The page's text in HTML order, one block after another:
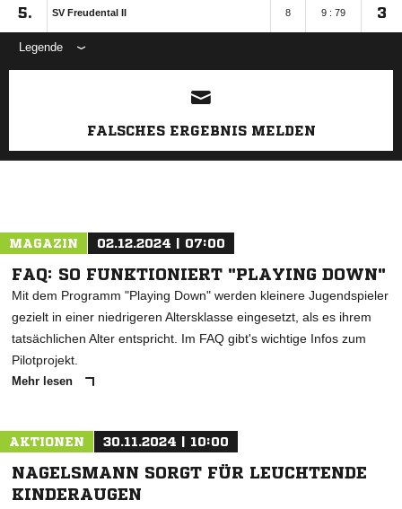
5. SV Freudental II 8 9 : 79 3
Legende
ANZEIGE
FALSCHES ERGEBNIS MELDEN
MAGAZIN 02.12.2024 | 07:00
FAQ: SO FUNKTIONIERT "PLAYING DOWN"
Mit dem Programm "Playing Down" werden kleinere Jugendspieler
gezielt in einer niedrigeren Altersklasse eingesetzt, als es ihrem
tatsächlichen Alter entspricht. Im FAQ gibt's wichtige Infos zum
Pilotprojekt.
Mehr lesen
AKTIONEN 30.11.2024 | 10:00
NAGELSMANN SORGT FÜR LEUCHTENDE
KINDERAUGEN